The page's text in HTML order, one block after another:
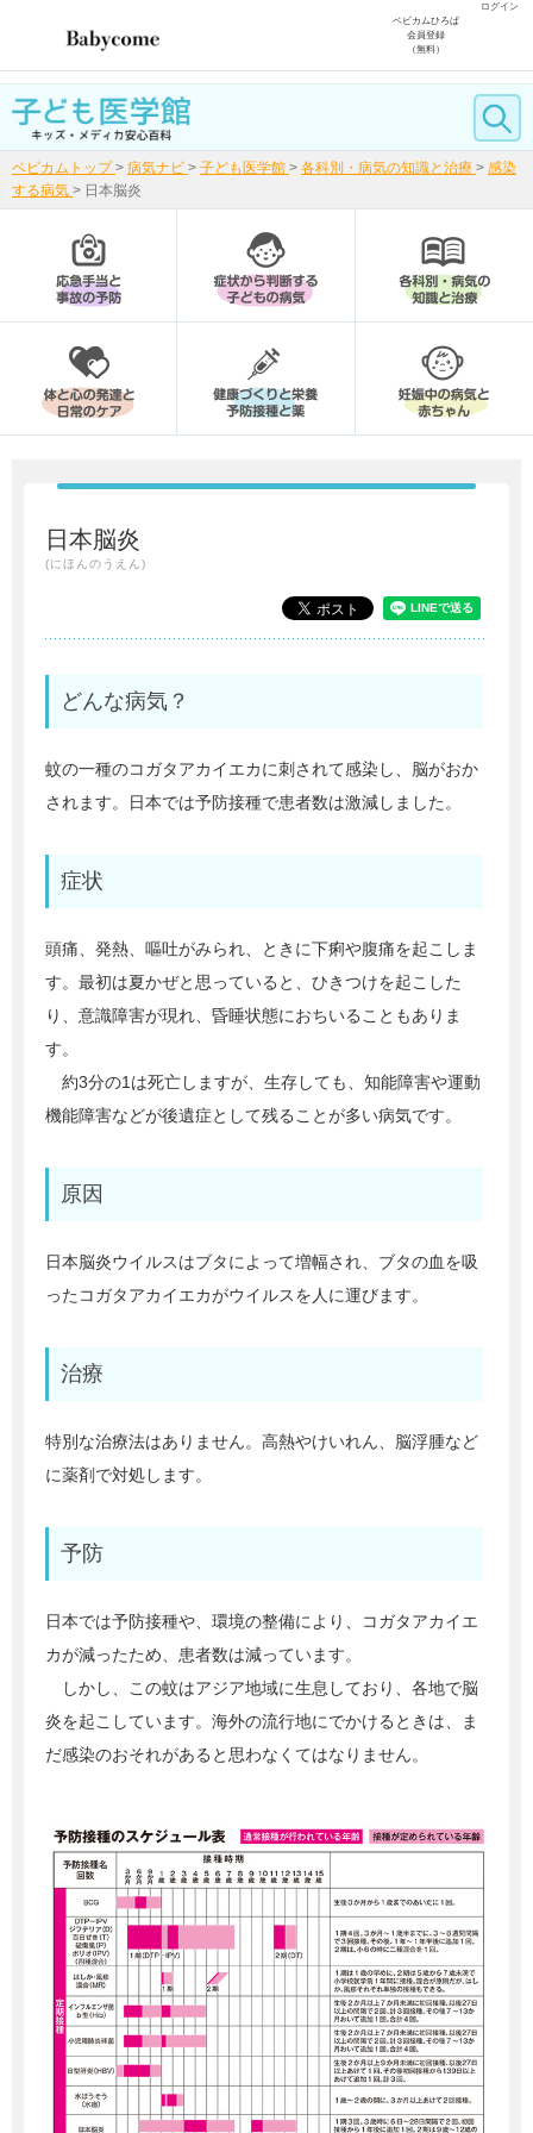
ログイン
ベビカムひろば
会員登録
（無料）
ベビカムトップ > 病気ナビ > 子ども医学館 > 各科別・病気の知識と治療 > 感染
する病気 > 日本脳炎
日本脳炎
(にほんのうえん)
どんな病気？
蚊の一種のコガタアカイエカに刺されて感染し、脳がおか
されます。日本では予防接種で患者数は激減しました。
症状
頭痛、発熱、嘔吐がみられ、ときに下痢や腹痛を起こしま
す。最初は夏かぜと思っていると、ひきつけを起こした
り、意識障害が現れ、昏睡状態におちいることもありま
す。
約3分の1は死亡しますが、生存しても、知能障害や運動
機能障害などが後遺症として残ることが多い病気です。
原因
日本脳炎ウイルスはブタによって増幅され、ブタの血を吸
ったコガタアカイエカがウイルスを人に運びます。
治療
特別な治療法はありません。高熱やけいれん、脳浮腫など
に薬剤で対処します。
予防
日本では予防接種や、環境の整備により、コガタアカイエ
カが減ったため、患者数は減っています。
しかし、この蚊はアジア地域に生息しており、各地で脳
炎を起こしています。海外の流行地にでかけるときは、ま
だ感染のおそれがあると思わなくてはなりません。